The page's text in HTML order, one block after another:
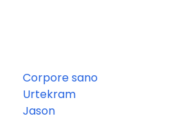
Corpore sano
Urtekram
Jason